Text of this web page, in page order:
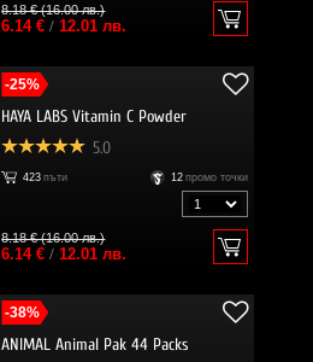
8.18 € (16.00 лв.)
6.14 €/ 12.01 лв.
-25%
HAYA LABS Vitamin C Powder
5.0
423 пъти 12 промо точки
8.18 € (16.00 лв.)
6.14 €/ 12.01 лв.
-38%
ANIMAL Animal Pak 44 Packs